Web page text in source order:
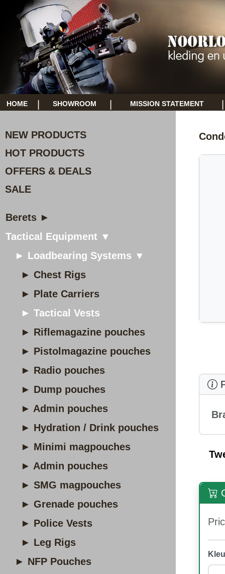
HOME SHOWROOM MISSION STATEMENT
NEW PRODUCTS
HOT PRODUCTS
OFFERS & DEALS
SALE
Berets ►
Tactical Equipment ▼
► Loadbearing Systems ▼
► Chest Rigs
► Plate Carriers
► Tactical Vests
► Riflemagazine pouches
► Pistolmagazine pouches
► Radio pouches
► Dump pouches
► Admin pouches
► Hydration / Drink pouches
► Minimi magpouches
► Admin pouches
► SMG magpouches
► Grenade pouches
► Police Vests
► Leg Rigs
► NFP Pouches